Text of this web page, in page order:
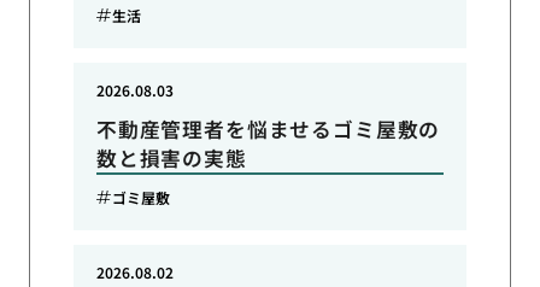
生活
不動産管理者を悩ませるゴミ屋敷の
数と損害の実態
2026.08.03
ゴミ屋敷
2026.08.02